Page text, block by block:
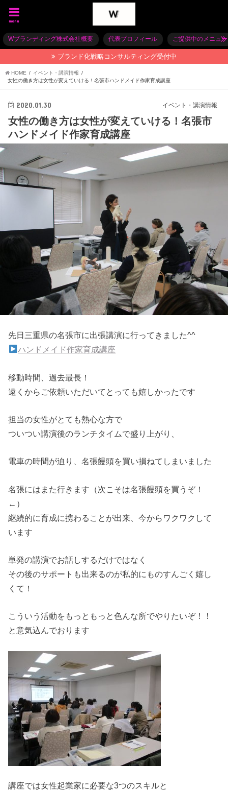
menu
Wブランディング株式会社概要 代表プロフィール ご提供中のメニュー
ブランド化戦略コンサルティング受付中
HOME
イベント・講演情報
女性の働き方は女性が変えていける！名張市ハンドメイド作家育成講座
イベント・講演情報
2020.01.30
女性の働き方は女性が変えていける！名張市
ハンドメイド作家育成講座
先日三重県の名張市に出張講演に行ってきました^^
ハンドメイド作家育成講座
移動時間、過去最長！
遠くからご依頼いただいてとっても嬉しかったです
担当の女性がとても熱心な方で
ついつい講演後のランチタイムで盛り上がり、
電車の時間が迫り、名張饅頭を買い損ねてしまいました
名張にはまた行きます（次こそは名張饅頭を買うぞ！
←）
継続的に育成に携わることが出来、今からワクワクして
います
単発の講演でお話しするだけではなく
その後のサポートも出来るのが私的にものすんごく嬉し
くて！
こういう活動をもっともっと色んな所でやりたいぞ！！
と意気込んでおります
講座では女性起業家に必要な3つのスキルと